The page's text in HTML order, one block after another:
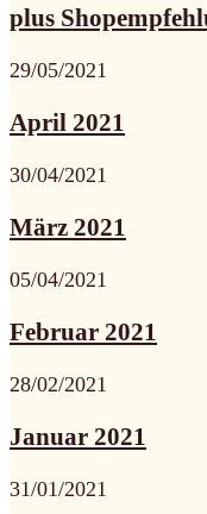
plus
29/05/2021
April 2021
30/04/2021
März 2021
05/04/2021
Februar 2021
28/02/2021
Januar 2021
31/01/2021